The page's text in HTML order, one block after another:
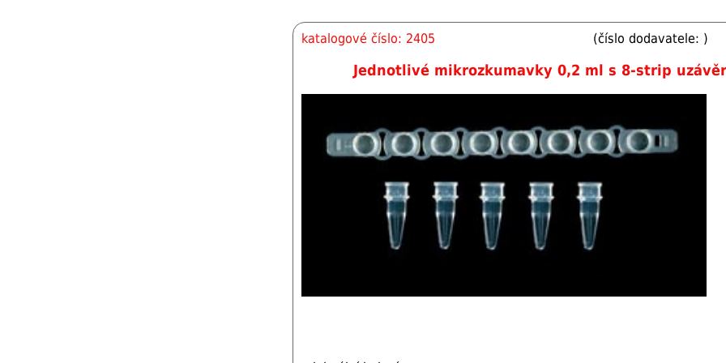
katalogové číslo: 2405 (číslo dodavatele: )
Jednotlivé mikrozkumavky 0,2 ml s 8-strip